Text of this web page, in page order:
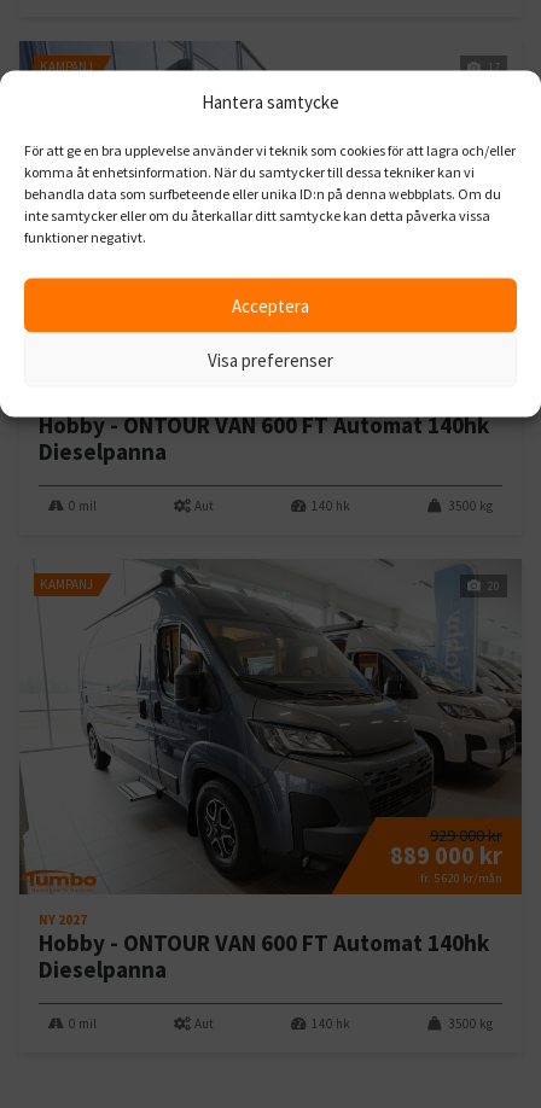
Hantera samtycke
För att ge en bra upplevelse använder vi teknik som cookies för att lagra och/eller
komma åt enhetsinformation. När du samtycker till dessa tekniker kan vi
behandla data som surfbeteende eller unika ID:n på denna webbplats. Om du
inte samtycker eller om du återkallar ditt samtycke kan detta påverka vissa
funktioner negativt.
Acceptera
Visa preferenser
KAMPANJ 17
889 000 kr
Hobby - ONTOUR VAN 600 FT Automat 140hk
Dieselpanna
0 mil Aut 140 hk 3500 kg
KAMPANJ 20
929 000 kr
889 000 kr
fr. 5 620 kr/mån
NY 2027
Hobby - ONTOUR VAN 600 FT Automat 140hk
Dieselpanna
0 mil Aut 140 hk 3500 kg